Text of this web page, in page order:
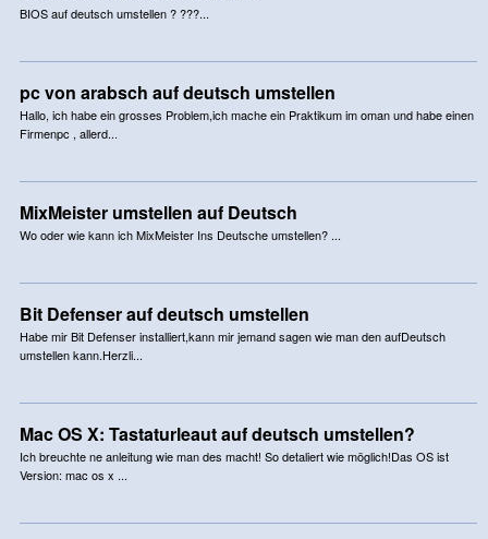
BIOS auf deutsch umstellen ? ???...
pc von arabsch auf deutsch umstellen
Hallo, ich habe ein grosses Problem,ich mache ein Praktikum im oman und habe einen
Firmenpc , allerd...
MixMeister umstellen auf Deutsch
Wo oder wie kann ich MixMeister Ins Deutsche umstellen? ...
Bit Defenser auf deutsch umstellen
Habe mir Bit Defenser installiert,kann mir jemand sagen wie man den aufDeutsch
umstellen kann.Herzli...
Mac OS X: Tastaturleaut auf deutsch umstellen?
Ich breuchte ne anleitung wie man des macht! So detaliert wie möglich!Das OS ist
Version: mac os x ...